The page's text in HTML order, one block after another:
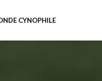
CYNOPHILE